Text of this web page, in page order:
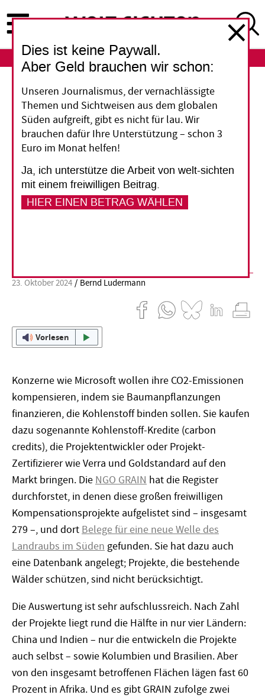
zum
Inhalt
ABO
Klimakompensation
Daten zum grünen
Landraub
Große Firmen lassen Bäume pflanzen, die CO2
binden und so ihre Emissionen ausgleichen
sollen. Eine Studie zeigt, dass dies mit einer
23. Oktober 2024 Bernd Ludermann
Vorlesen
Konzerne wie Microsoft wollen ihre CO2-Emissionen
kompensieren, indem sie Baumanpflanzungen
finanzieren, die Kohlenstoff binden sollen. Sie kaufen
dazu sogenannte Kohlenstoff-Kredite (carbon
credits), die Projektentwickler oder Projekt-
Zertifizierer wie Verra und Goldstandard auf den
Markt bringen. Die NGO GRAIN hat die Register
durchforstet, in denen diese großen freiwilligen
Kompensationsprojekte aufgelistet sind – insgesamt
279 –, und dort Belege für eine neue Welle des
Landraubs im Süden gefunden. Sie hat dazu auch
eine Datenbank angelegt; Projekte, die bestehende
Wälder schützen, sind nicht berücksichtigt.
Die Auswertung ist sehr aufschlussreich. Nach Zahl
der Projekte liegt rund die Hälfte in nur vier Ländern:
China und Indien – nur die entwickeln die Projekte
auch selbst – sowie Kolumbien und Brasilien. Aber
von den insgesamt betroffenen Flächen lägen fast 60
Prozent in Afrika. Und es gibt GRAIN zufolge zwei
Dies ist keine Paywall.
Aber Geld brauchen wir schon:
Unseren Journalismus, der vernachlässigte
Themen und Sichtweisen aus dem globalen
Süden aufgreift, gibt es nicht für lau. Wir
brauchen dafür Ihre Unterstützung – schon 3
Euro im Monat helfen!
Ja, ich unterstütze die Arbeit von welt-sichten
mit einem freiwilligen Beitrag.
HIER EINEN BETRAG WÄHLEN